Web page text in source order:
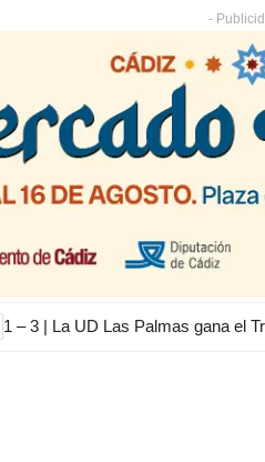
-
1 – 3 | La UD Las Palmas gana el